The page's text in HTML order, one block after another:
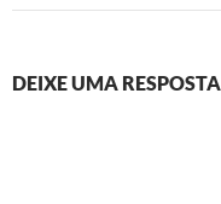
DEIXE UMA RESPOSTA